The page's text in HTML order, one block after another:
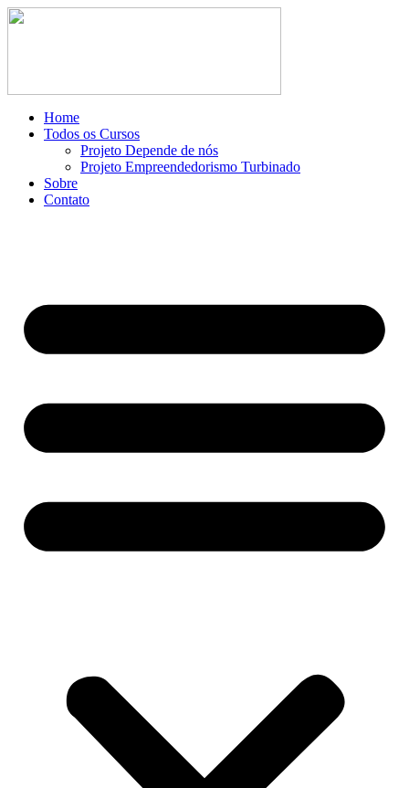
Ir
Home
Todos os Cursos
Projeto Depende de nós
Projeto Empreendedorismo Turbinado
Sobre
Contato